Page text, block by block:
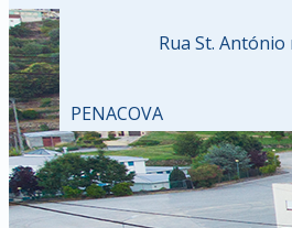
Rua St.
PENACOVA